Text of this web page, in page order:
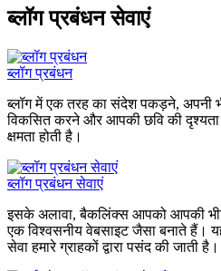
ब्लॉग प्रबंधन सेवाएं
ब्लॉग प्रबंधन
ब्लॉग में एक तरह का संदेश पकड़ने, अपनी
विकसित करने और आपकी छवि की
क्षमता होती है।
ब्लॉग प्रबंधन सेवाएं
इसके अलावा, बैकलिंक्स आपको आपकी
एक विश्वसनीय वेबसाइट जैसा बनाते हैं।
सेवा हमारे ग्राहकों द्वारा पसंद की जाती है।